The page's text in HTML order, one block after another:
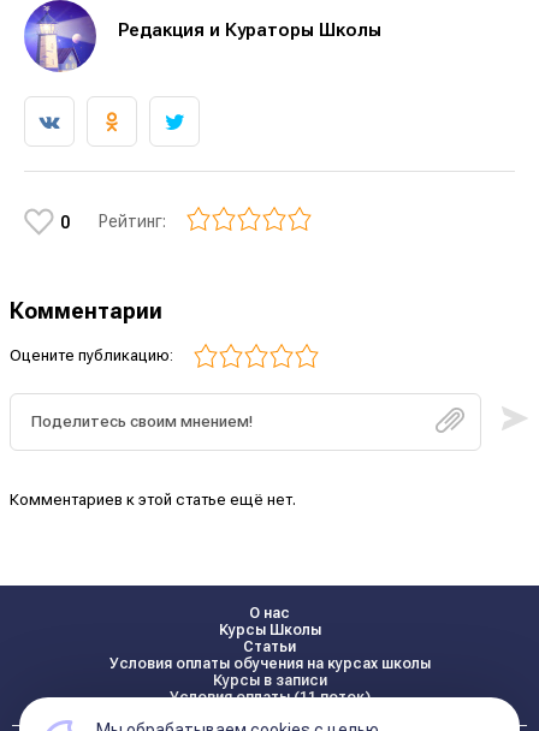
Редакция и Кураторы Школы
0 Рейтинг:
Комментарии
Оцените публикацию:
Комментариев к этой статье ещё нет.
О нас
Курсы Школы
Статьи
Условия оплаты обучения на курсах школы
Курсы в записи
Условия оплаты (11 поток)